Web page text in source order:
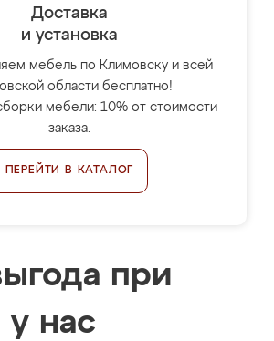
Доставка
и установка
мебель по Климовску и всей
области бесплатно!
мебели: 10% от стоимости
заказа.
ПЕРЕЙТИ В КАТАЛОГ
при
у нас